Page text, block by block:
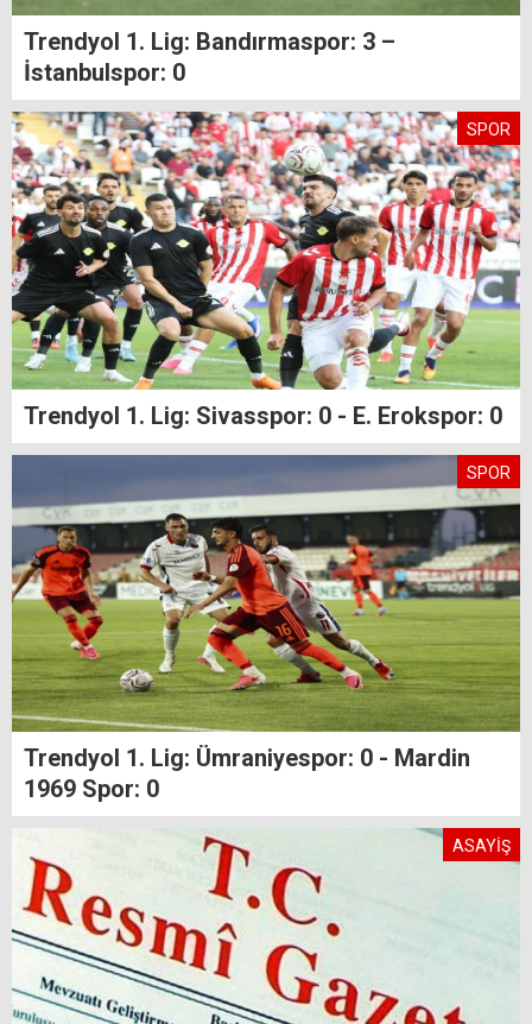
Trendyol 1. Lig: Bandırmaspor: 3 –
İstanbulspor: 0
SPOR
Trendyol 1. Lig: Sivasspor: 0 - E. Erokspor: 0
SPOR
Trendyol 1. Lig: Ümraniyespor: 0 - Mardin
1969 Spor: 0
ASAYİŞ